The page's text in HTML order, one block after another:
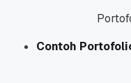
Contoh